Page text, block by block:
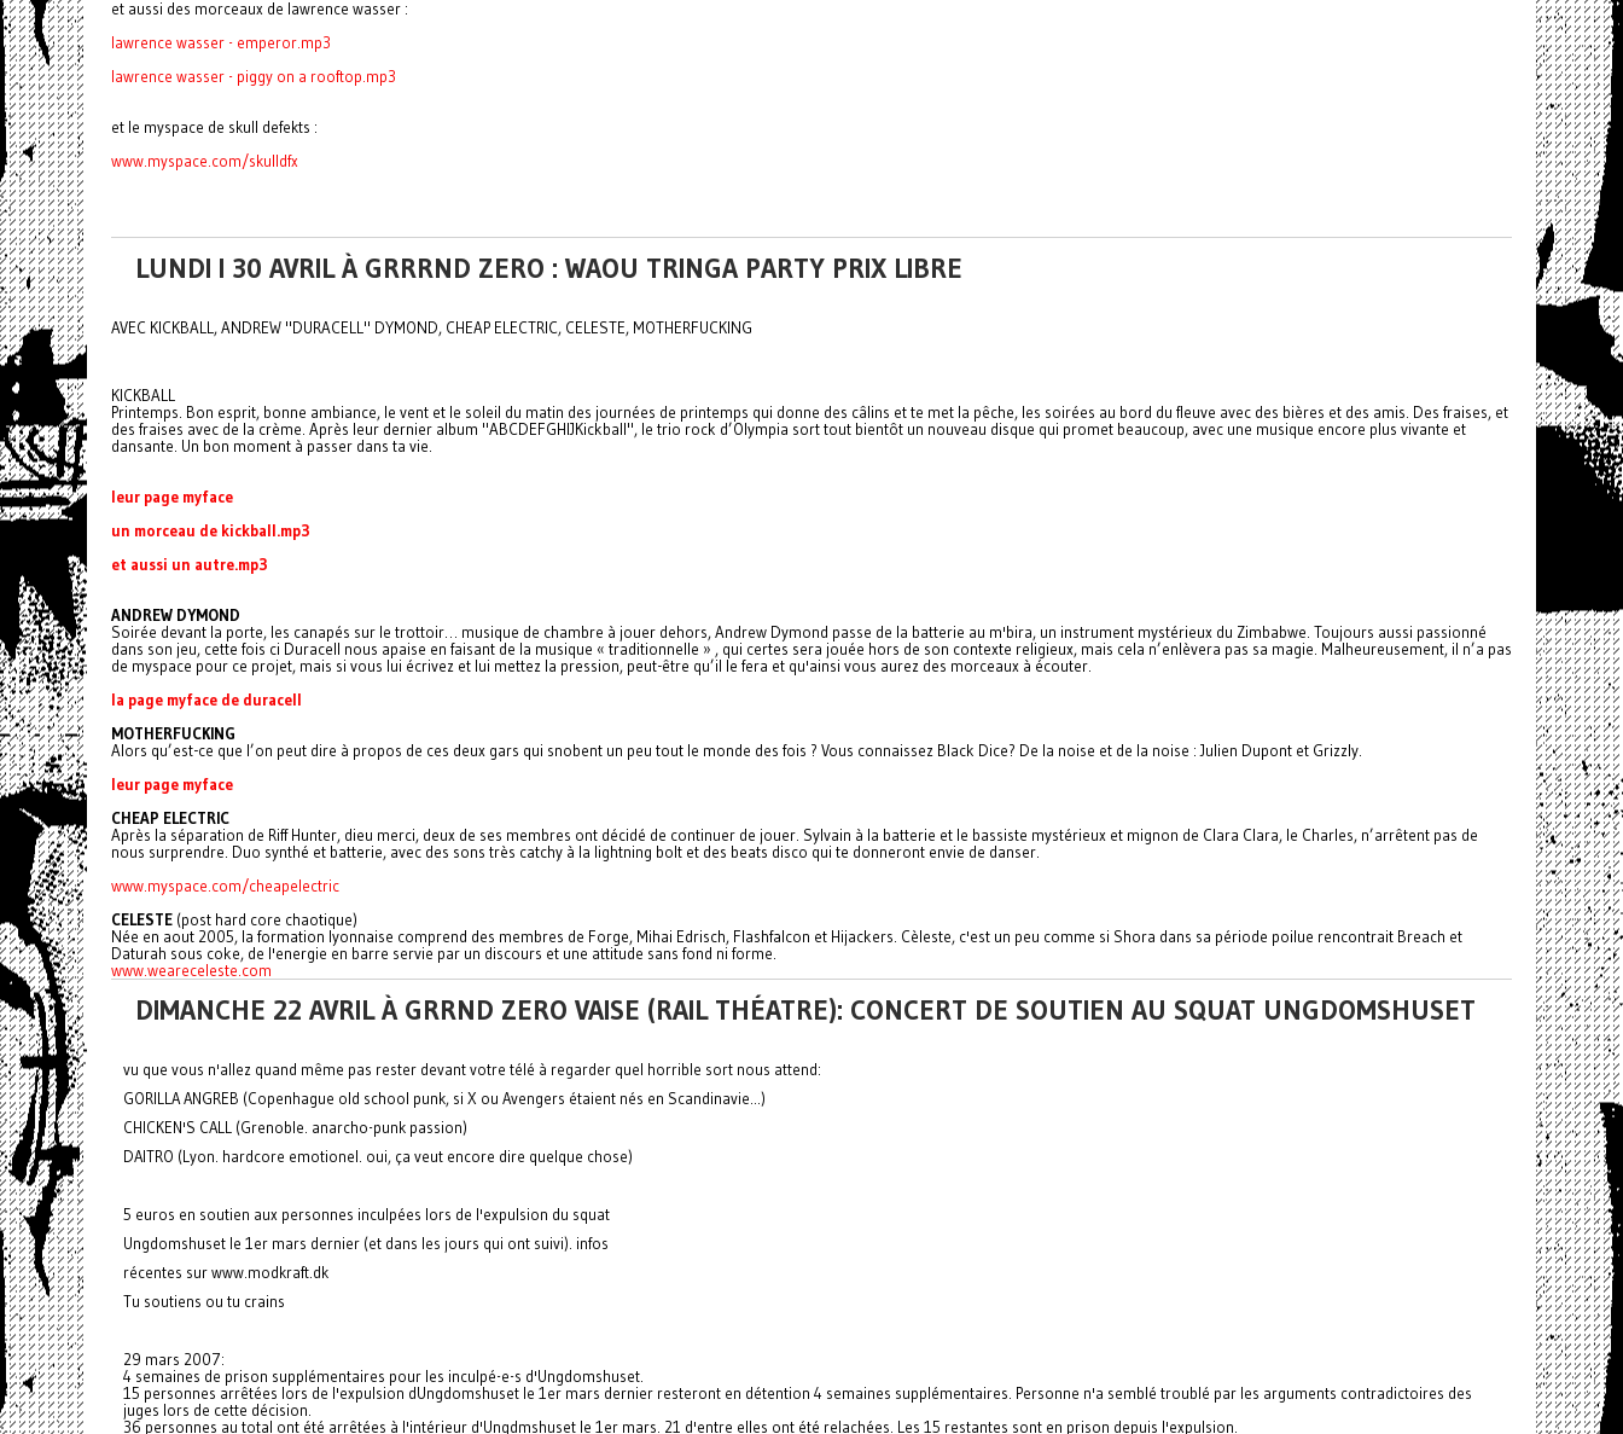
et aussi des morceaux de lawrence wasser :
lawrence wasser - emperor.mp3
lawrence wasser - piggy on a rooftop.mp3
et le myspace de skull defekts :
www.myspace.com/skulldfx
LUNDI I 30 AVRIL À GRRRND ZERO : WAOU TRINGA PARTY PRIX LIBRE
AVEC KICKBALL, ANDREW "DURACELL" DYMOND, CHEAP ELECTRIC, CELESTE, MOTHERFUCKING
KICKBALL
Printemps. Bon esprit, bonne ambiance, le vent et le soleil du matin des journées de printemps qui donne des câlins et te met la pêche, les soirées au bord du fleuve avec des bières et des amis. Des fraises, et
des fraises avec de la crème. Après leur dernier album "ABCDEFGHIJKickball", le trio rock d’Olympia sort tout bientôt un nouveau disque qui promet beaucoup, avec une musique encore plus vivante et
dansante. Un bon moment à passer dans ta vie.
leur page myface
un morceau de kickball.mp3
et aussi un autre.mp3
ANDREW DYMOND
Soirée devant la porte, les canapés sur le trottoir… musique de chambre à jouer dehors, Andrew Dymond passe de la batterie au m'bira, un instrument mystérieux du Zimbabwe. Toujours aussi passionné
dans son jeu, cette fois ci Duracell nous apaise en faisant de la musique « traditionnelle » , qui certes sera jouée hors de son contexte religieux, mais cela n’enlèvera pas sa magie. Malheureusement, il n’a pas
de myspace pour ce projet, mais si vous lui écrivez et lui mettez la pression, peut-être qu’il le fera et qu'ainsi vous aurez des morceaux à écouter.
la page myface de duracell
MOTHERFUCKING
Alors qu’est-ce que l’on peut dire à propos de ces deux gars qui snobent un peu tout le monde des fois ? Vous connaissez Black Dice? De la noise et de la noise : Julien Dupont et Grizzly.
leur page myface
CHEAP ELECTRIC
Après la séparation de Riff Hunter, dieu merci, deux de ses membres ont décidé de continuer de jouer. Sylvain à la batterie et le bassiste mystérieux et mignon de Clara Clara, le Charles, n’arrêtent pas de
nous surprendre. Duo synthé et batterie, avec des sons très catchy à la lightning bolt et des beats disco qui te donneront envie de danser.
www.myspace.com/cheapelectric
CELESTE (post hard core chaotique)
Née en aout 2005, la formation lyonnaise comprend des membres de Forge, Mihai Edrisch, Flashfalcon et Hijackers. Cèleste, c'est un peu comme si Shora dans sa période poilue rencontrait Breach et
Daturah sous coke, de l'energie en barre servie par un discours et une attitude sans fond ni forme.
www.weareceleste.com
DIMANCHE 22 AVRIL À GRRND ZERO VAISE (RAIL THÉATRE): CONCERT DE SOUTIEN AU SQUAT UNGDOMSHUSET
vu que vous n'allez quand même pas rester devant votre télé à regarder quel horrible sort nous attend:
GORILLA ANGREB (Copenhague old school punk, si X ou Avengers étaient nés en Scandinavie...)
CHICKEN'S CALL (Grenoble. anarcho-punk passion)
DAITRO (Lyon. hardcore emotionel. oui, ça veut encore dire quelque chose)
5 euros en soutien aux personnes inculpées lors de l'expulsion du squat
Ungdomshuset le 1er mars dernier (et dans les jours qui ont suivi). infos
récentes sur www.modkraft.dk
Tu soutiens ou tu crains
29 mars 2007:
4 semaines de prison supplémentaires pour les inculpé-e-s d'Ungdomshuset.
15 personnes arrêtées lors de l'expulsion dUngdomshuset le 1er mars dernier resteront en détention 4 semaines supplémentaires. Personne n'a semblé troublé par les arguments contradictoires des
juges lors de cette décision.
36 personnes au total ont été arrêtées à l'intérieur d'Ungdmshuset le 1er mars. 21 d'entre elles ont été relachées. Les 15 restantes sont en prison depuis l'expulsion.